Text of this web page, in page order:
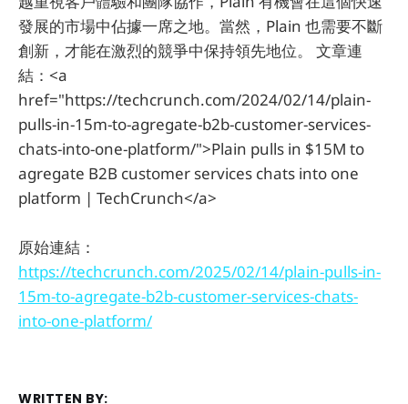
發展的市場中佔據一席之地。當然，Plain 也需要不斷
創新，才能在激烈的競爭中保持領先地位。 文章連
結：<a
href="https://techcrunch.com/2024/02/14/plain-
pulls-in-15m-to-agregate-b2b-customer-services-
chats-into-one-platform/">Plain pulls in $15M to
agregate B2B customer services chats into one
platform | TechCrunch</a>
原始連結：
https://techcrunch.com/2025/02/14/plain-pulls-in-
15m-to-agregate-b2b-customer-services-chats-
into-one-platform/
WRITTEN BY: